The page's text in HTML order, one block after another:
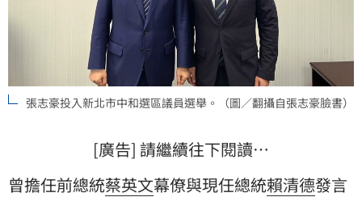
張志豪投入新北市中和選區議員選舉。（圖／翻攝自張志豪臉書）
[廣告] 請繼續往下閱讀…
曾擔任前總統蔡英文幕僚與現任總統賴清德發言